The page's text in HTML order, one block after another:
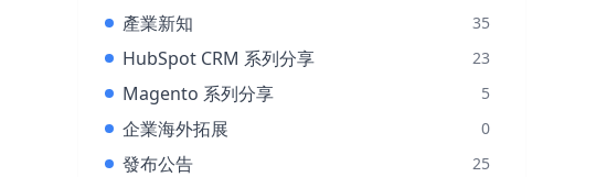
產業新知 35
HubSpot CRM 系列分享 23
Magento 系列分享 5
企業海外拓展 0
發布公告 25